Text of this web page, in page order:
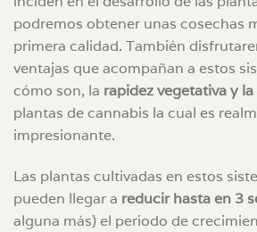
podremos obtener unas cosechas
primera calidad. También
ventajas que acompañan a estos
cómo son, la rapidez vegetativa y
plantas de cannabis la cual es
impresionante.
Las plantas cultivadas en estos
pueden llegar a reducir hasta en 3
alguna más) el periodo de